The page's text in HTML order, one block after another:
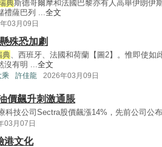
典斯德哥爾摩和法國巴黎亦有人高舉伊朗伊
禮薩巴列 ...全文
03月09日
殊恐加劇
典、西班牙、法國和荷蘭【圖2】。惟即使如
沒有明 ...全文
乘 許佳龍 2026年03月09日
價飆升刺激通脹
科技公司Sectra股價飆漲14%，先前公司公
03月07日
港文化